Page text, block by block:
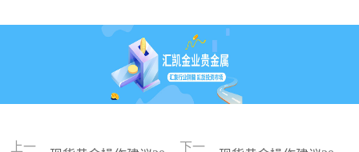
上一
下一